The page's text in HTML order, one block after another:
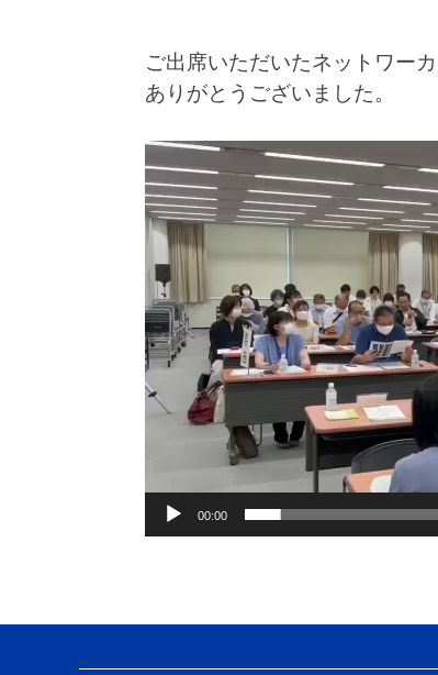
ご出席いただいたネットワー
ありがとうございました。
動
画
プ
ー
ヤ
ー
00:00